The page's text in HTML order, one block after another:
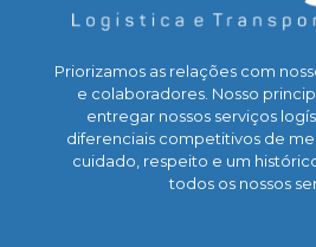
Priorizamos as relações com
e colaboradores. Nosso
entregar nossos serviços
diferenciais competitivos de
cuidado, respeito e um
todos os nossos